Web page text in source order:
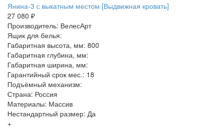
Янина-3 с выкатным местом [Выдвижная кровать]
27 080 ₽
Производитель: ВелесАрт
Ящик для белья:
Габаритная высота, мм: 800
Габаритная глубина, мм:
Габаритная ширина, мм:
Гарантийный срок мес.: 18
Подъёмный механизм:
Страна: Россия
Материалы: Массив
Нестандартный размер: Да
+